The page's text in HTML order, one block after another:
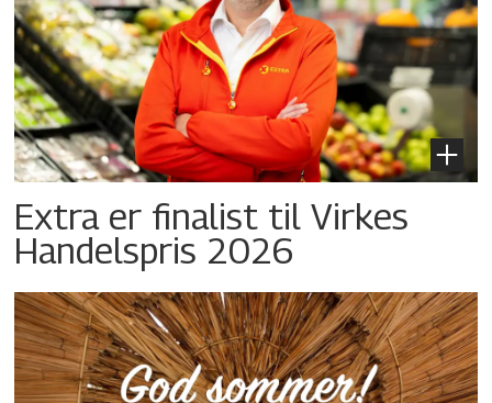
Extra er finalist til Virkes
Handelspris 2026